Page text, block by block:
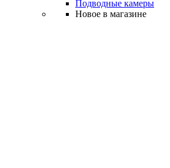
Подводные камеры
Новое в магазине